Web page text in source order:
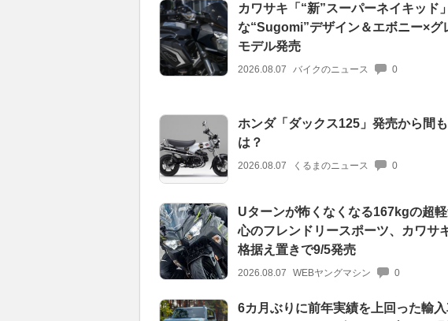
カワサキ「“新”スーパーネイキッド
な“Sugomi”デザイン＆エボニー×
モデル発売
2026.08.07 バイクのニュース 0
ホンダ「ダックス125」発売から間
は？
2026.08.07 くるまのニュース 0
Uターンが怖くなくなる167kgの超
心のフレンドリースポーツ、カワサ
格据え置きで9/5発売
2026.08.07 WEBヤングマシン 0
6カ月ぶりに前年実績を上回った輸